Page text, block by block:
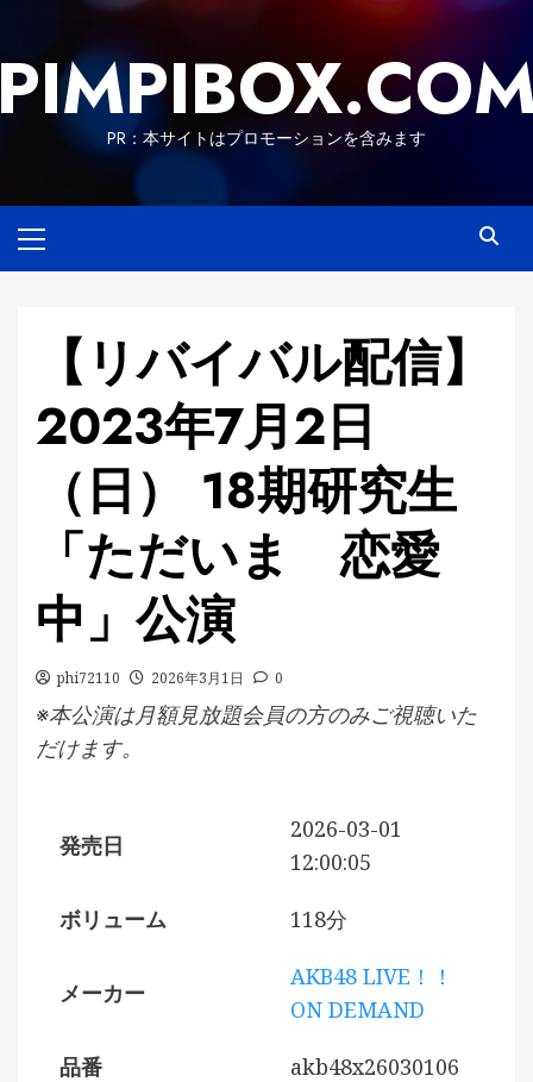
content
PR：本サイトはプロモーションを含みます
Menu
【リバイバル配信】
2023年7月2日
（日） 18期研究生
「ただいま 恋愛
中」公演
phi72110 2026年3月1日 0
※本公演は月額見放題会員の方のみご視聴いた
だけます。
発売日
2026-03-01
12:00:05
ボリューム
118分
メーカー
AKB48 LIVE！！
ON DEMAND
品番
akb48x26030106